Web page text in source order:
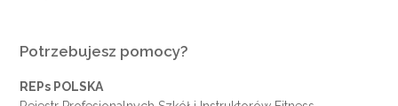
Potrzebujesz pomocy?
REPs POLSKA